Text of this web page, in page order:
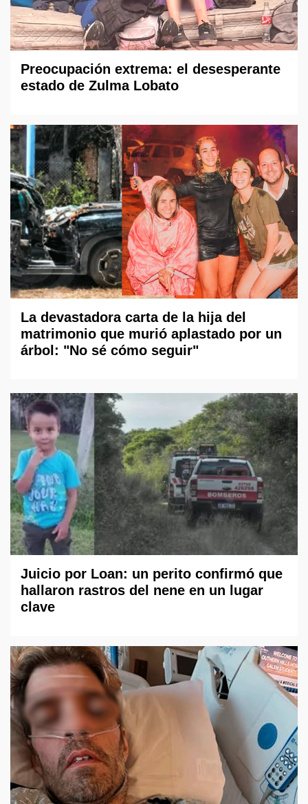
Preocupación extrema: el desesperante
estado de Zulma Lobato
La devastadora carta de la hija del
matrimonio que murió aplastado por un
árbol: "No sé cómo seguir"
Juicio por Loan: un perito confirmó que
hallaron rastros del nene en un lugar
clave